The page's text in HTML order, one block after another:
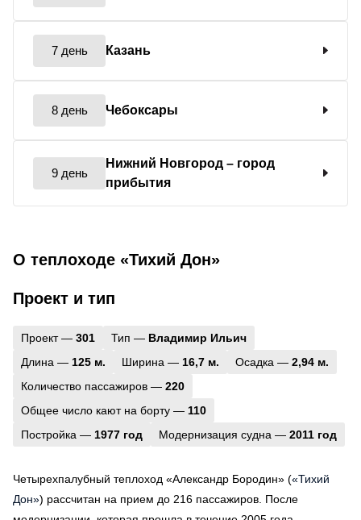
7 день Казань
8 день Чебоксары
9 день
Нижний Новгород – город
прибытия
О теплоходе «Тихий Дон»
Проект и тип
Проект — 301 Тип — Владимир Ильич
Длина — 125 м. Ширина — 16,7 м. Осадка — 2,94 м.
Количество пассажиров — 220
Общее число кают на борту — 110
Постройка — 1977 год Модернизация судна — 2011 год
Четырехпалубный теплоход «Александр Бородин» («Тихий
Дон») рассчитан на прием до 216 пассажиров. После